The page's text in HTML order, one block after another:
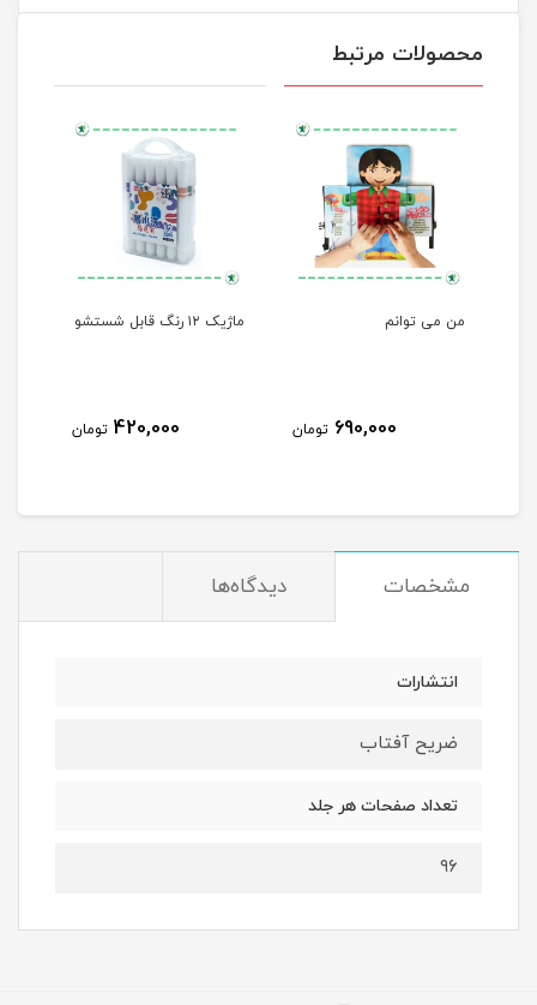
محصولات مرتبط
من می توانم
690,000 تومان
ماژیک ۱۲ رنگ قابل شستشو
420,000 تومان
مشخصات دیدگاه‌ها
انتشارات
ضریح آفتاب
تعداد صفحات هر جلد
۹۶